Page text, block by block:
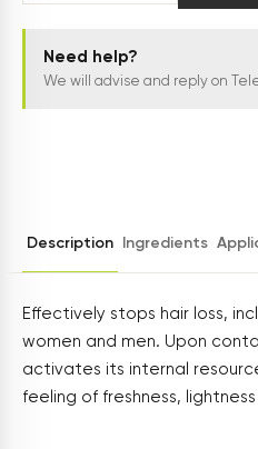
Need help?
We will advise and reply on
Description Ingredients
Effectively stops hair loss,
women and men. Upon
activates its internal
feeling of freshness,